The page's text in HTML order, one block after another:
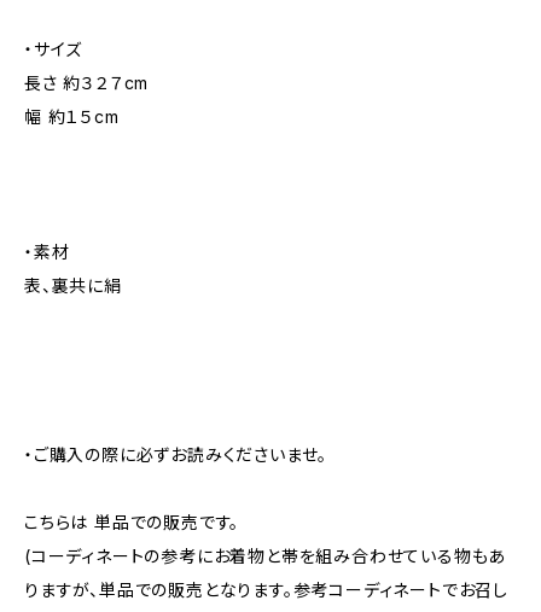
・サイズ
長さ 約３２７cm
幅 約１５cm
・素材
表、裏共に絹
・ご購入の際に必ずお読みくださいませ。
こちらは 単品での販売です。
(コーディネートの参考にお着物と帯を組み合わせている物もあ
りますが、単品での販売となります。参考コーディネートでお召し